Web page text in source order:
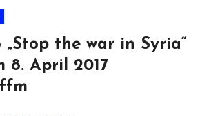
the war in Syria“
8. April 2017